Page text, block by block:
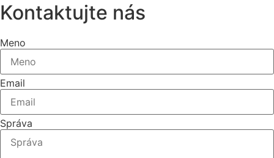
Kontaktujte nás
Meno
Email
Správa